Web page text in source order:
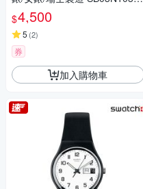
(47mm)
$4,500
5 (2)
券
加入購物車